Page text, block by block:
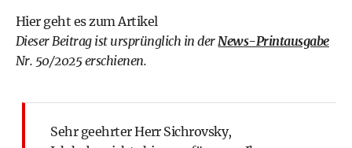
Hier geht es zum Artikel
Dieser Beitrag ist ursprünglich in derNews-Printausgabe
Nr. 50/2025 erschienen.
Sehr geehrter Herr Sichrovsky,